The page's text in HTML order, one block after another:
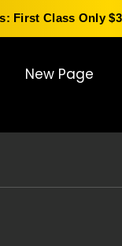
First Class Only
New Page